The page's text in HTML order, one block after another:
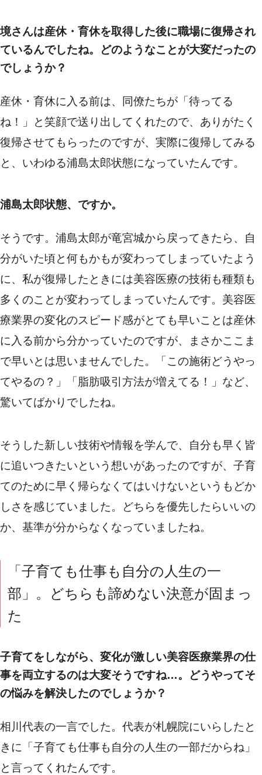
境さんは産休・育休を取得した後に職場に復帰され
ているんでしたね。どのようなことが大変だったの
でしょうか？
産休・育休に入る前は、同僚たちが「待ってる
ね！」と笑顔で送り出してくれたので、ありがたく
復帰させてもらったのですが、実際に復帰してみる
と、いわゆる浦島太郎状態になっていたんです。
浦島太郎状態、ですか。
そうです。浦島太郎が竜宮城から戻ってきたら、自
分がいた頃と何もかもが変わってしまっていたよう
に、私が復帰したときには美容医療の技術も種類も
多くのことが変わってしまっていたんです。美容医
療業界の変化のスピード感がとても早いことは産休
に入る前から分かっていたのですが、まさかここま
で早いとは思いませんでした。「この施術どうやっ
てやるの？」「脂肪吸引方法が増えてる！」など、
驚いてばかりでしたね。
そうした新しい技術や情報を学んで、自分も早く皆
に追いつきたいという想いがあったのですが、子育
てのために早く帰らなくてはいけないというもどか
しさを感じていました。どちらを優先したらいいの
か、基準が分からなくなっていましたね。
「子育ても仕事も自分の人生の一
部」。どちらも諦めない決意が固まっ
た
子育てをしながら、変化が激しい美容医療業界の仕
事を両立するのは大変そうですね…。どうやってそ
の悩みを解決したのでしょうか？
相川代表の一言でした。代表が札幌院にいらしたと
きに「子育ても仕事も自分の人生の一部だからね」
と言ってくれたんです。